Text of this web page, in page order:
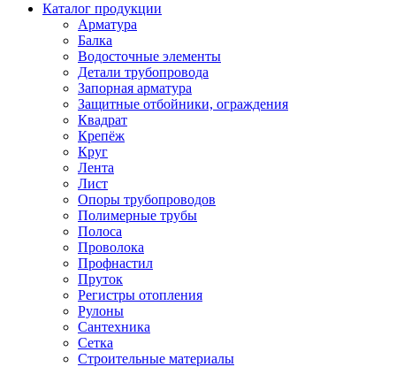
Каталог продукции
Арматура
Балка
Водосточные элементы
Детали трубопровода
Запорная арматура
Защитные отбойники, ограждения
Квадрат
Крепёж
Круг
Лента
Лист
Опоры трубопроводов
Полимерные трубы
Полоса
Проволока
Профнастил
Пруток
Регистры отопления
Рулоны
Сантехника
Сетка
Строительные материалы